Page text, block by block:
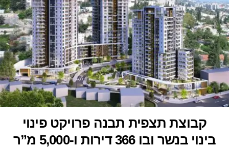
קבוצת תצפית תבנה פרויקט פינוי
בינוי בנשר ובו 366 דירות ו-5,000 מ”ר